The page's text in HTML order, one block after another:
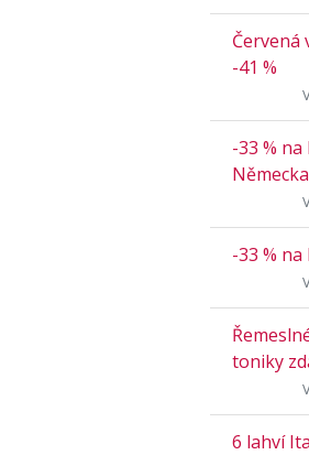
Červená
-41 %
-33 %
Německa
-33 %
toniky
6 lahví